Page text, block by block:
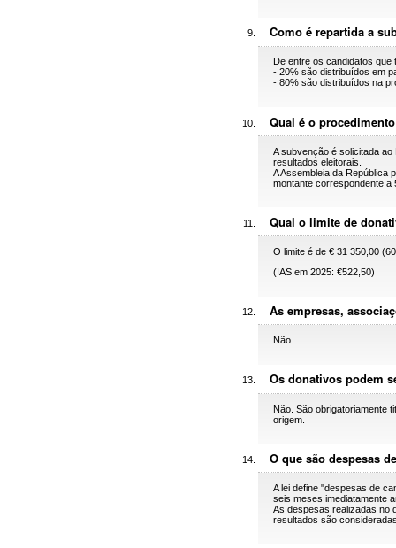
Como é repartida a
De entre os candidatos que
- 20% são distribuídos em
- 80% são distribuídos na
Qual é o
A subvenção é solicitada
resultados eleitorais.
A Assembleia da República
montante correspondente a
Qual o limite de
O limite é de € 31 350,00
(IAS em 2025: €522,50)
As empresas,
Não.
Os donativos podem
Não. São obrigatoriamente
origem.
O que são despesas
A lei define "despesas de
seis meses imediatamente
As despesas realizadas no
resultados são